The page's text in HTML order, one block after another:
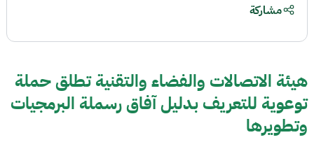
هيئة الاتصالات والفضاء والتقنية تطلق حملة
توعوية للتعريف بدليل آفاق رسملة البرمجيات
وتطويرها
مشاركة